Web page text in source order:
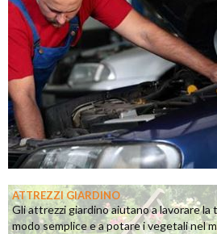
ATTREZZI GIARDINO
Gli attrezzi giardino aiutano a lavorare la
modo semplice e a potare i vegetali nel